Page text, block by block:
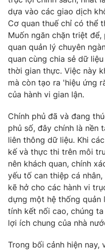
dựa vào các giao dịch
Cơ quan thuế chỉ có thể
Muốn ngăn chặn triệt
quan quản lý chuyên
quan cùng chia sẻ dữ
thời gian thực. Việc này
mà còn tạo ra 'hiệu ứng
của hành vi gian lận.
Chính phủ đã và đang
phủ số, đây chính là nền
liên thông dữ liệu. Khi
kế và thực thi trên môi
nên khách quan, chính
yếu tố can thiệp cá
kẽ hở cho các hành vi
dựng một hệ thống quản
tính kết nối cao, chúng
lợi ích chung của nhà
Trong bối cảnh hiện nay,